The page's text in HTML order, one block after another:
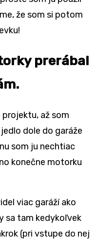
že som si potom
prerábal
projektu, až som
dole do garáže
som ju nechtiac
konečne motorku
viac garáží ako
sa tam kedykoľvek
(pri vstupe do nej